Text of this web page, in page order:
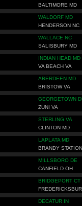
BALTIMORE MD
WALDORF MD
HENDERSON NC
WALLACE NC
SALISBURY MD
INDIAN HEAD MD
VA BEACH VA
ABERDEEN MD
BRISTOW VA
GEORGETOWN
ZUNI VA
STERLING VA
CLINTON MD
LAPLATA MD
BRANDY
MILLSBORO DE
CANFIELD OH
BRIDGEPORT CT
DECATUR IN